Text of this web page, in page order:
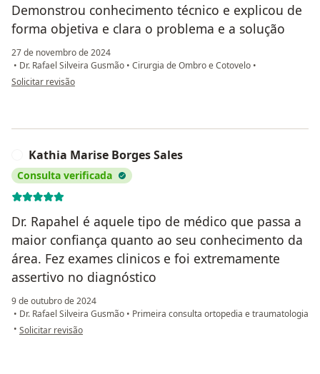
Demonstrou conhecimento técnico e explicou de
forma objetiva e clara o problema e a solução
27 de novembro de 2024
• Dr. Rafael Silveira Gusmão • Cirurgia de Ombro e Cotovelo •
na opinião do utilizador Márcio Souza Pitangueira
Solicitar revisão
Kathia Marise Borges Sales
Consulta verificada
Dr. Rapahel é aquele tipo de médico que passa a
maior confiança quanto ao seu conhecimento da
área. Fez exames clinicos e foi extremamente
assertivo no diagnóstico
9 de outubro de 2024
• Dr. Rafael Silveira Gusmão • Primeira consulta ortopedia e traumatologia
• na opinião do utilizador Kathia Marise Borges Sales
Solicitar revisão